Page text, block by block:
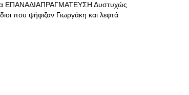
ΕΠΑΝΑΔΙΑΠΡΑΓΜΑΤΕΥΣΗ Δυστυχώς
που ψήφιζαν Γιωργάκη και λεφτά